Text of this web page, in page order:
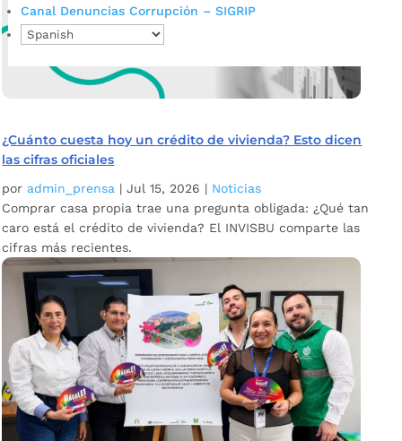
Canal Denuncias Corrupción – SIGRIP
¿Cuánto cuesta hoy un crédito de vivienda? Esto dicen
las cifras oficiales
por admin_prensa |Jul 15, 2026 | Noticias
Comprar casa propia trae una pregunta obligada: ¿Qué tan
caro está el crédito de vivienda? El INVISBU comparte las
cifras más recientes.